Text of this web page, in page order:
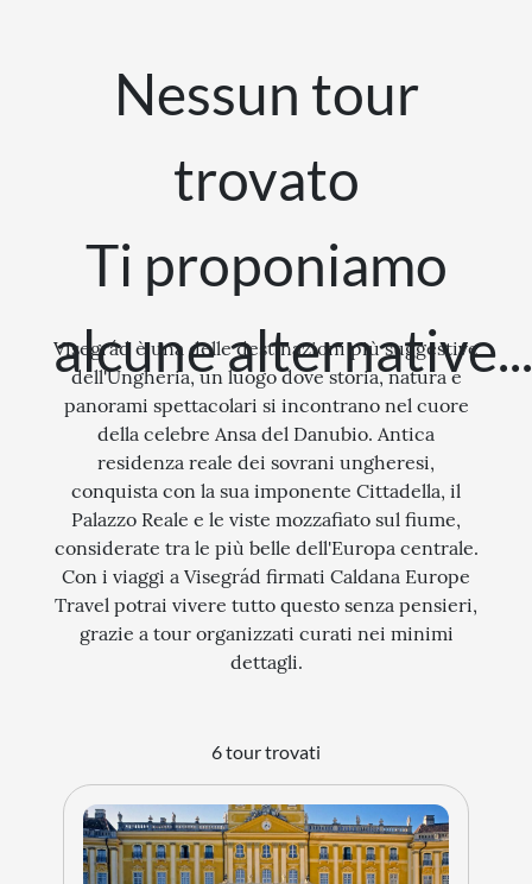
Nessun tour
trovato
Ti proponiamo
alcune alternative...
Visegrád è una delle destinazioni più suggestive
dell'Ungheria, un luogo dove storia, natura e
panorami spettacolari si incontrano nel cuore
della celebre Ansa del Danubio. Antica
residenza reale dei sovrani ungheresi,
conquista con la sua imponente Cittadella, il
Palazzo Reale e le viste mozzafiato sul fiume,
considerate tra le più belle dell'Europa centrale.
Con i viaggi a Visegrád firmati Caldana Europe
Travel potrai vivere tutto questo senza pensieri,
grazie a tour organizzati curati nei minimi
dettagli.
6 tour trovati
CITTÀ
ARTE E CULTURA